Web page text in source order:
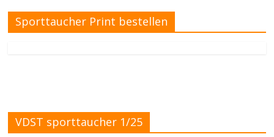
Sporttaucher Print bestellen
VDST sporttaucher 1/25